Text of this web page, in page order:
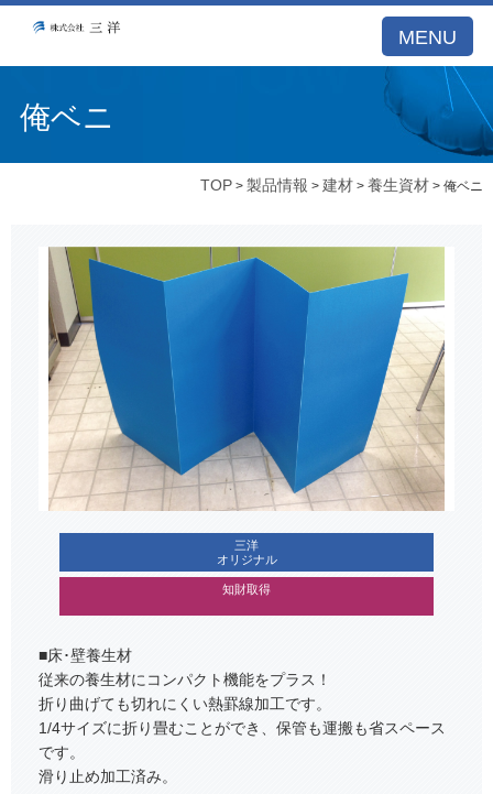
MENU
俺ベニ
TOP >製品情報 > 建材 >養生資材 > 俺ベニ
三洋
オリジナル
知財取得
■床･壁養生材
従来の養生材にコンパクト機能をプラス！
折り曲げても切れにくい熱罫線加工です。
1/4サイズに折り畳むことができ、保管も運搬も省スペース
です。
滑り止め加工済み。